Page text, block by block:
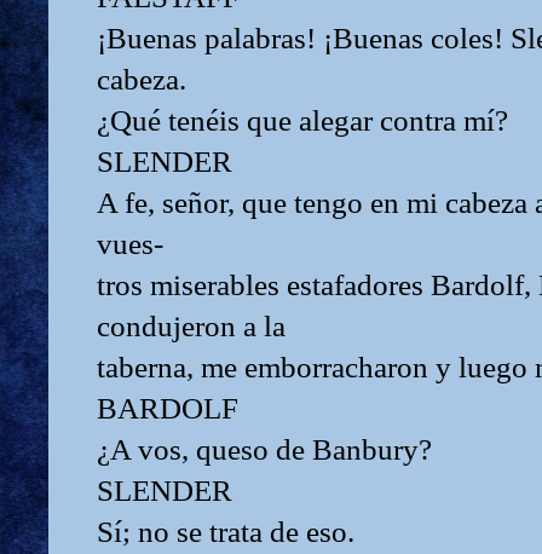
¡Buenas palabras! ¡Buenas coles!
cabeza.
¿Qué tenéis que alegar contra mí?
SLENDER
A fe, señor, que tengo en mi
vues-
tros miserables estafadores
condujeron a la
taberna, me emborracharon y luego
BARDOLF
¿A vos, queso de Banbury?
SLENDER
Sí; no se trata de eso.